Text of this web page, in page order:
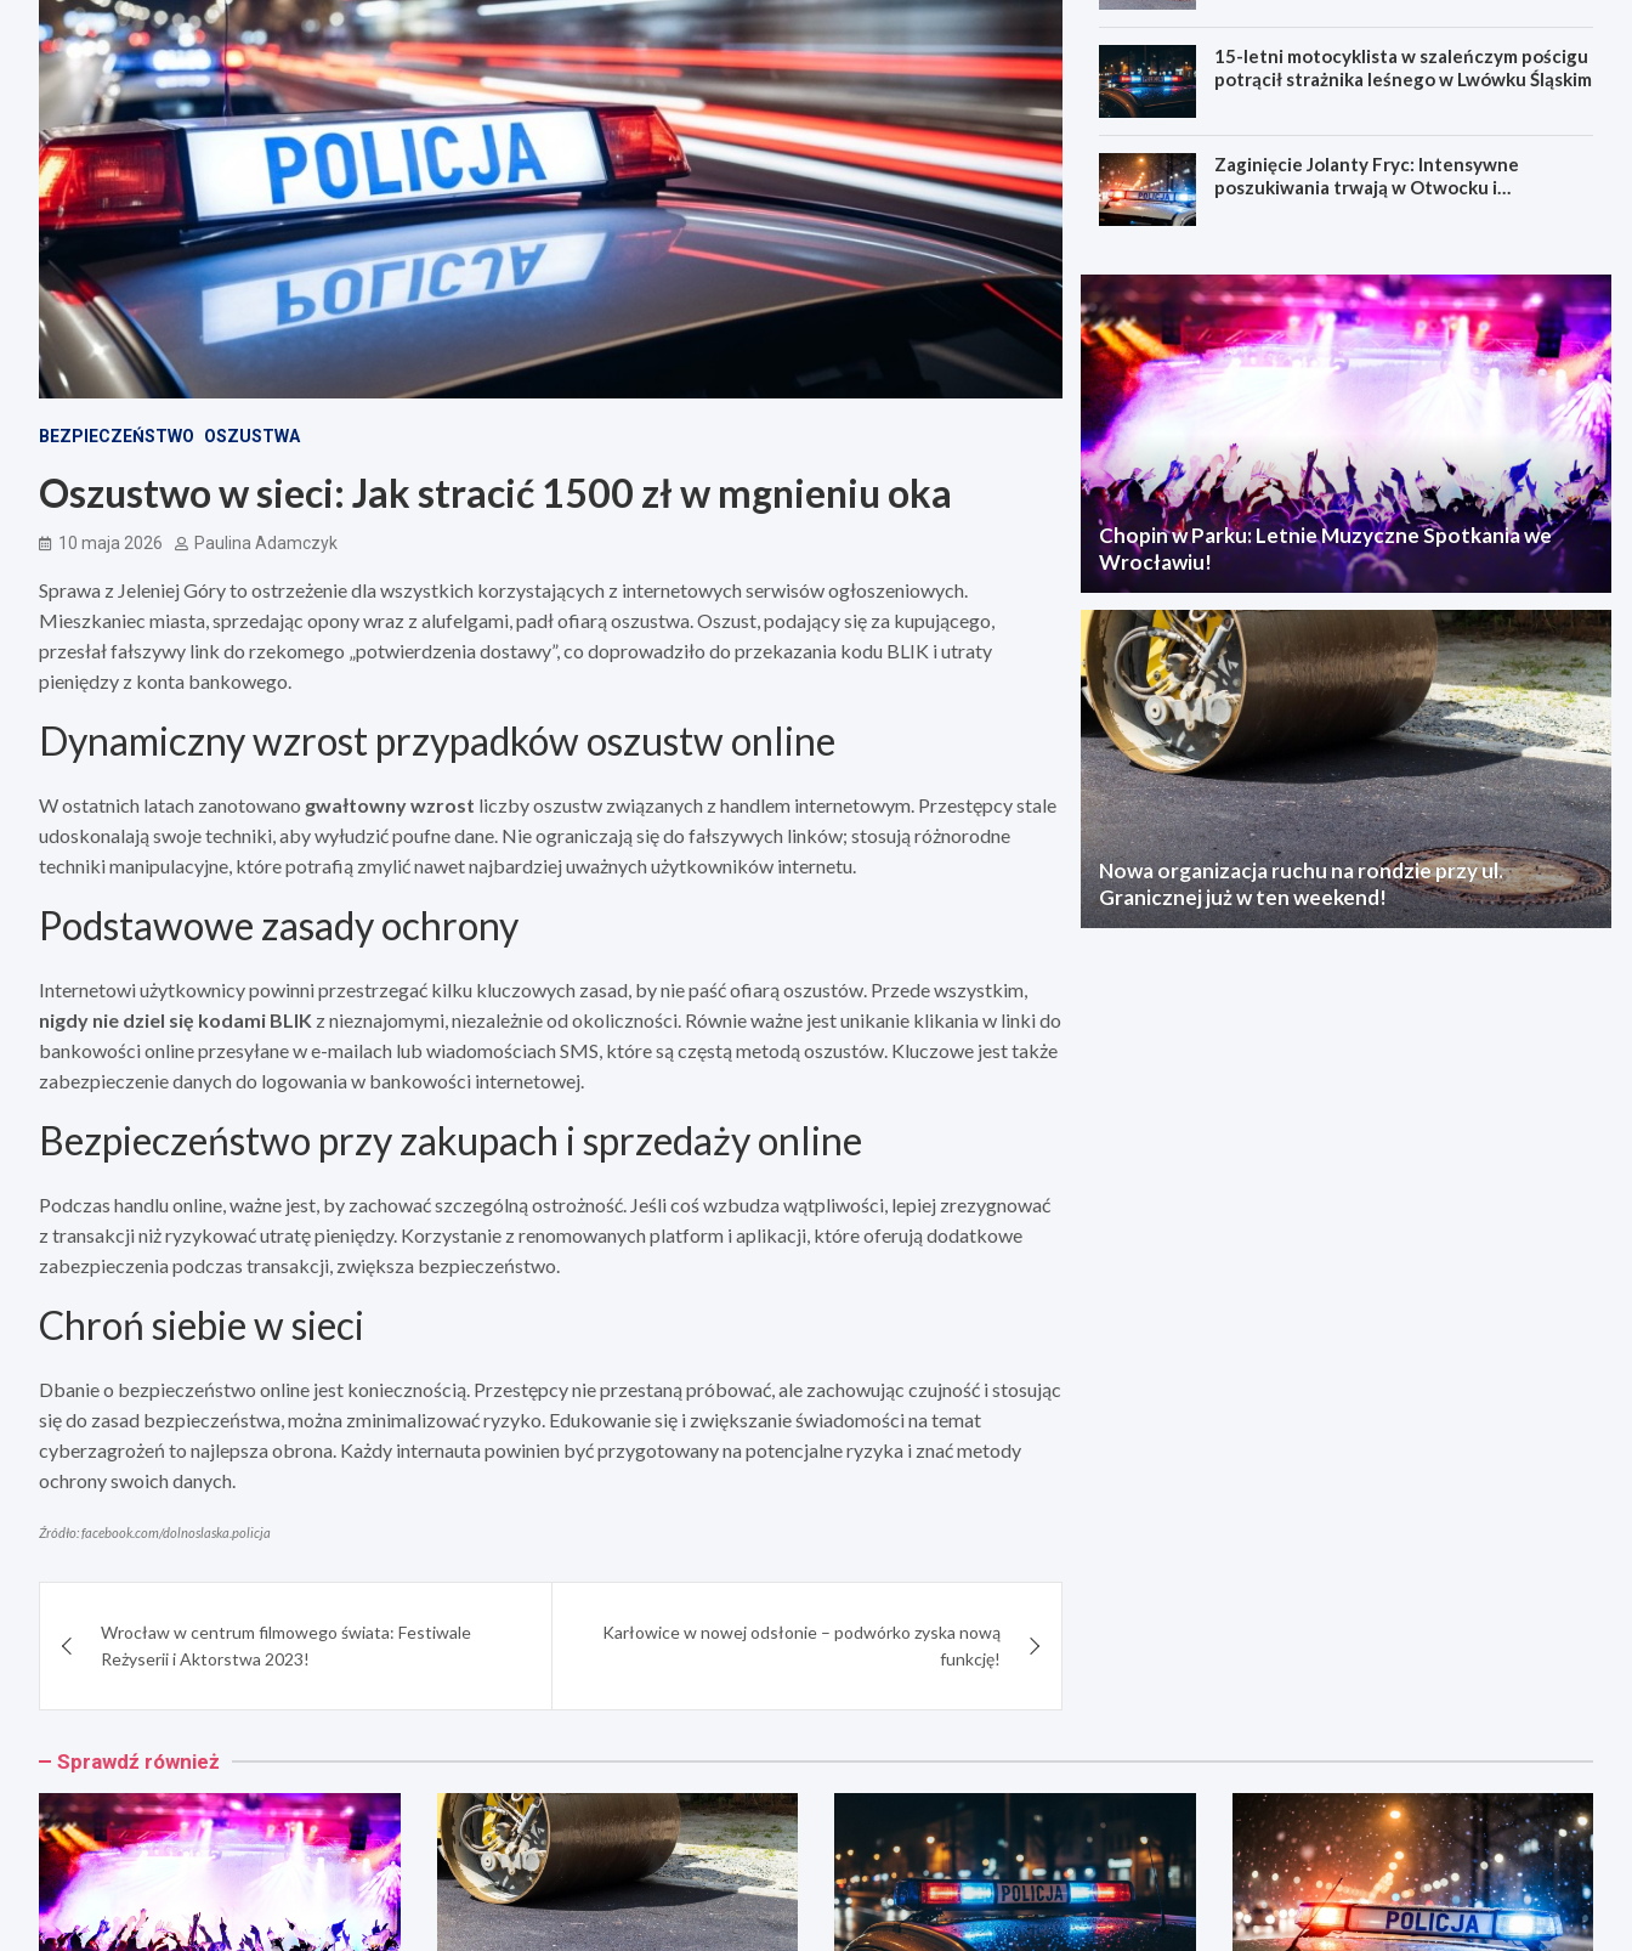
BEZPIECZEŃSTWO OSZUSTWA
Oszustwo w sieci: Jak stracić 1500 zł w mgnieniu oka
10 maja 2026 Paulina Adamczyk
Sprawa z Jeleniej Góry to ostrzeżenie dla wszystkich korzystających z internetowych serwisów ogłoszeniowych.
Mieszkaniec miasta, sprzedając opony wraz z alufelgami, padł ofiarą oszustwa. Oszust, podający się za kupującego,
przesłał fałszywy link do rzekomego „potwierdzenia dostawy”, co doprowadziło do przekazania kodu BLIK i utraty
pieniędzy z konta bankowego.
Dynamiczny wzrost przypadków oszustw online
W ostatnich latach zanotowano gwałtowny wzrost liczby oszustw związanych z handlem internetowym. Przestępcy stale
udoskonalają swoje techniki, aby wyłudzić poufne dane. Nie ograniczają się do fałszywych linków; stosują różnorodne
techniki manipulacyjne, które potrafią zmylić nawet najbardziej uważnych użytkowników internetu.
Podstawowe zasady ochrony
Internetowi użytkownicy powinni przestrzegać kilku kluczowych zasad, by nie paść ofiarą oszustów. Przede wszystkim,
nigdy nie dziel się kodami BLIK z nieznajomymi, niezależnie od okoliczności. Równie ważne jest unikanie klikania w linki do
bankowości online przesyłane w e-mailach lub wiadomościach SMS, które są częstą metodą oszustów. Kluczowe jest także
zabezpieczenie danych do logowania w bankowości internetowej.
Bezpieczeństwo przy zakupach i sprzedaży online
Podczas handlu online, ważne jest, by zachować szczególną ostrożność. Jeśli coś wzbudza wątpliwości, lepiej zrezygnować
z transakcji niż ryzykować utratę pieniędzy. Korzystanie z renomowanych platform i aplikacji, które oferują dodatkowe
zabezpieczenia podczas transakcji, zwiększa bezpieczeństwo.
Chroń siebie w sieci
Dbanie o bezpieczeństwo online jest koniecznością. Przestępcy nie przestaną próbować, ale zachowując czujność i stosując
się do zasad bezpieczeństwa, można zminimalizować ryzyko. Edukowanie się i zwiększanie świadomości na temat
cyberzagrożeń to najlepsza obrona. Każdy internauta powinien być przygotowany na potencjalne ryzyka i znać metody
ochrony swoich danych.
Źródło: facebook.com/dolnoslaska.policja
wpisuWrocław w centrum filmowego świata: Festiwale
Reżyserii i Aktorstwa 2023!
Karłowice w nowej odsłonie – podwórko zyska nową
funkcję!
15-letni motocyklista w szaleńczym pościgu
potrącił strażnika leśnego w Lwówku Śląskim
Zaginięcie Jolanty Fryc: Intensywne
poszukiwania trwają w Otwocku i
Chopin w Parku: Letnie Muzyczne Spotkania we
Wrocławiu!
Nowa organizacja ruchu na rondzie przy ul.
Granicznej już w ten weekend!
Sprawdź również